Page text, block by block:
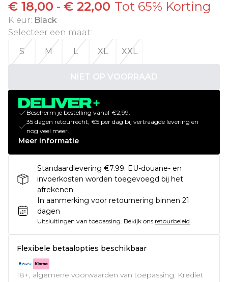
€ 18,00 - € 22,00 Tot 65% Korting
Kleur: Black
Selecteer een maat:
S
M L XL XXL
NIET OP VOORRAAD
Bescherm je bestelling vanaf €2,99.
35 dagen retourrecht, €5 per dag bij vertraagde levering en
nog veel meer.
Meer informatie
Standaardlevering €7.99. EU-douane- en
invoerkosten worden toegevoegd bij het
afrekenen
In aanmerking voor retournering binnen 21
dagen
Uitsluitingen van toepassing. Bekijk ons retourbeleid
Flexibele betaalopties beschikbaar
18+, algemene voorwaarden van toepassing. Krediet